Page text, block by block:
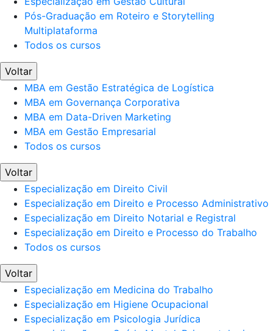
Pós-Graduação em Roteiro e Storytelling
Multiplataforma
Todos os cursos
Voltar
MBA em Gestão Estratégica de Logística
MBA em Governança Corporativa
MBA em Data-Driven Marketing
MBA em Gestão Empresarial
Todos os cursos
Voltar
Especialização em Direito Civil
Especialização em Direito e Processo Administrativo
Especialização em Direito Notarial e Registral
Especialização em Direito e Processo do Trabalho
Todos os cursos
Voltar
Especialização em Medicina do Trabalho
Especialização em Higiene Ocupacional
Especialização em Psicologia Jurídica